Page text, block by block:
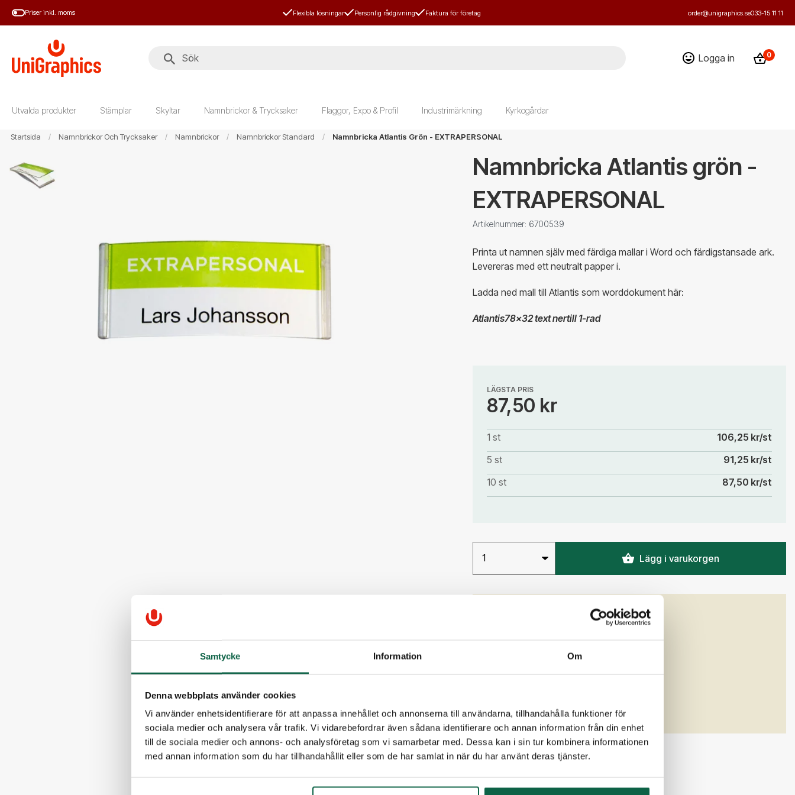
Samtycke Information Om
Denna webbplats använder cookies
Vi använder enhetsidentifierare för att anpassa innehållet och annonserna till användarna, tillhandahålla funktioner för
sociala medier och analysera vår trafik. Vi vidarebefordrar även sådana identifierare och annan information från din enhet
till de sociala medier och annons- och analysföretag som vi samarbetar med. Dessa kan i sin tur kombinera informationen
med annan information som du har tillhandahållit eller som de har samlat in när du har använt deras tjänster.
HoppaPriser inkl. moms Flexibla lösningar Personlig rådgivning Faktura för företag order@unigraphics.se033-15 11 11
Logga in 0
Utvalda produkter Stämplar Skyltar Namnbrickor & Trycksaker Flaggor, Expo & Profil Industrimärkning Kyrkogårdar
Startsida Namnbrickor Och Trycksaker Namnbrickor Namnbrickor Standard Namnbricka Atlantis Grön - EXTRAPERSONAL
Namnbricka Atlantis grön -
EXTRAPERSONAL
Artikelnummer: 6700539
Printa ut namnen själv med färdiga mallar i Word och färdigstansade ark.
Levereras med ett neutralt papper i.
Ladda ned mall till Atlantis som worddokument här:
Atlantis78x32 text nertill 1-rad
LÄGSTA PRIS
87,50 kr
1 st
106,25 kr/st
5 st
91,25 kr/st
10 st
87,50 kr/st
Lägg i varukorgen
PDFER
atlantis78x32 text nertill 1-rad.doc
TILLBEHÖR